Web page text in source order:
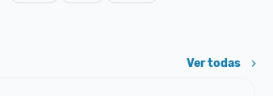
Ver todas